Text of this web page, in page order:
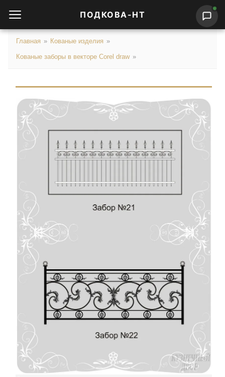
ПОДКОВА-НТ
Главная » Кованые изделия »
Кованые заборы в векторе Corel draw »